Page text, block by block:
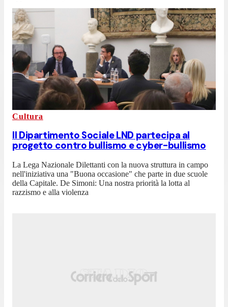
Cultura
Il Dipartimento Sociale LND partecipa al
progetto contro bullismo e cyber-bullismo
La Lega Nazionale Dilettanti con la nuova struttura in campo
nell'iniziativa una "Buona occasione" che parte in due scuole
della Capitale. De Simoni: Una nostra priorità la lotta al
razzismo e alla violenza